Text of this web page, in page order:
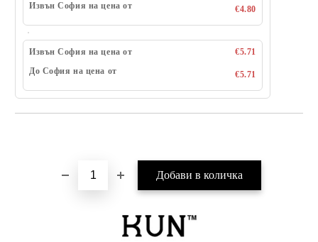
Извън София на цена от
€4.80
Извън София на цена от
€5.71
До София на цена от
€5.71